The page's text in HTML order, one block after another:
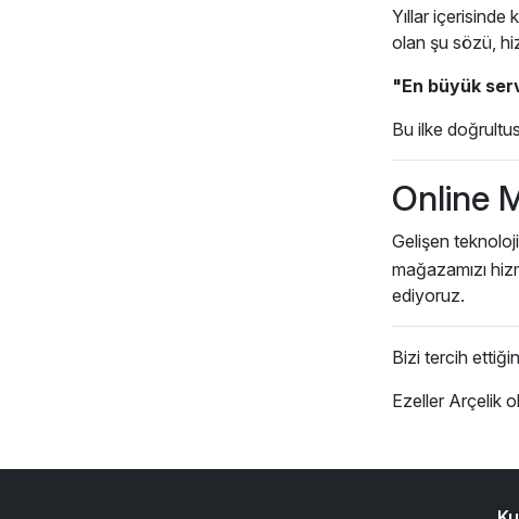
Yıllar içerisinde
olan şu sözü,
"En büyük
Bu ilke
Online
Gelişen
mağazamızı
ediyoruz.
Bizi tercih
Ezeller Arçelik